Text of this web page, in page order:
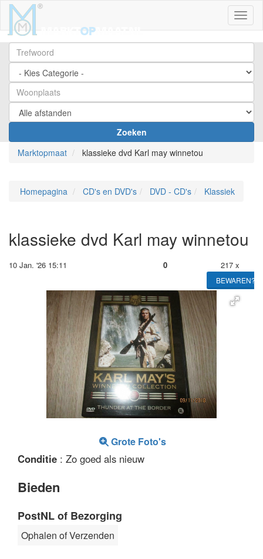
Zoeken
Marktopmaat
klassieke dvd Karl may winnetou
Homepagina CD's en DVD's DVD - CD's Klassiek
klassieke dvd Karl may winnetou
10 Jan. '26 15:11 0 217 x
BEWAREN?
Grote Foto's
Conditie : Zo goed als nieuw
Bieden
PostNL of Bezorging
Ophalen of Verzenden